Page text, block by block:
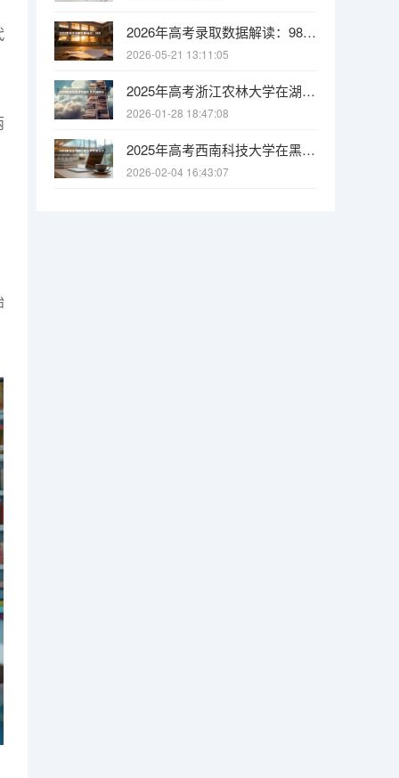
2026年高考录取数据解读：985/211/双一流录取率各省排名
2026-05-21 13:11:05
2025年高考浙江农林大学在湖南投档分数线
2026-01-28 18:47:08
2025年高考西南科技大学在黑龙江投档分数线
2026-02-04 16:43:07